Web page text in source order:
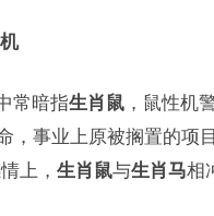
常暗指生肖鼠 ，鼠性机
，事业上原被搁置的项
上， 生肖鼠与生肖马相